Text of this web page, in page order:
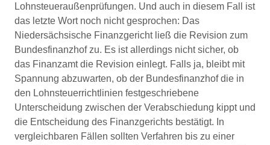
Lohnsteueraußenprüfungen. Und auch in diesem Fall ist
das letzte Wort noch nicht gesprochen: Das
Niedersächsische Finanzgericht ließ die Revision zum
Bundesfinanzhof zu. Es ist allerdings nicht sicher, ob
das Finanzamt die Revision einlegt. Falls ja, bleibt mit
Spannung abzuwarten, ob der Bundesfinanzhof die in
den Lohnsteuerrichtlinien festgeschriebene
Unterscheidung zwischen der Verabschiedung kippt und
die Entscheidung des Finanzgerichts bestätigt. In
vergleichbaren Fällen sollten Verfahren bis zu einer